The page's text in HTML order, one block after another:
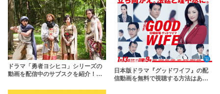
ドラマ「勇者ヨシヒコ」シリーズの
動画を配信中のサブスクを紹介！山
日本版ドラマ『グッドワイフ』の配
信動画を無料で視聴する方法はあ